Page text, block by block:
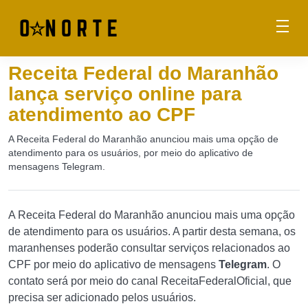
Receita Federal do Maranhão
lança serviço online para
atendimento ao CPF
A Receita Federal do Maranhão anunciou mais uma opção de
atendimento para os usuários, por meio do aplicativo de
mensagens Telegram.
A Receita Federal do Maranhão anunciou mais uma opção
de atendimento para os usuários. A partir desta semana, os
maranhenses poderão consultar serviços relacionados ao
CPF por meio do aplicativo de mensagens Telegram. O
contato será por meio do canal ReceitaFederalOficial, que
precisa ser adicionado pelos usuários.